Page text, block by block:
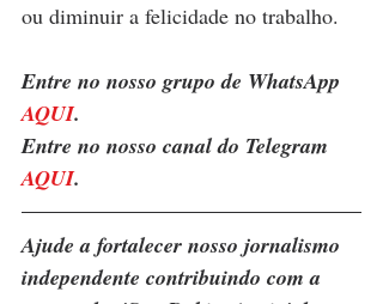
ou diminuir a felicidade no trabalho.
Entre no nosso grupo de WhatsApp
AQUI.
Entre no nosso canal do Telegram
AQUI.
Ajude a fortalecer nosso jornalismo
independente contribuindo com a